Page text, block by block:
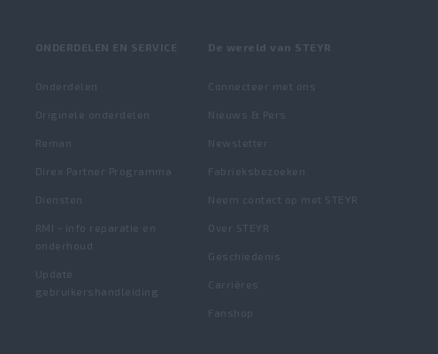
ONDERDELEN EN SERVICE
Onderdelen
Originele onderdelen
Reman
Direx Partner Programma
Diensten
RMI - info reparatie en
onderhoud
Update
gebruikershandleiding
De wereld van STEYR
Connecteer met ons
Nieuws & Pers
Newsletter
Fabrieksbezoeken
Neem contact op met STEYR
Over STEYR
Geschiedenis
Carrières
Fanshop